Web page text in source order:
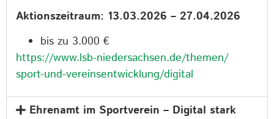
Aktionszeitraum: 13.03.2026 – 27.04.2026
bis zu 3.000 €
https://www.lsb-niedersachsen.de/themen/
sport-und-vereinsentwicklung/digital
Ehrenamt im Sportverein – Digital stark